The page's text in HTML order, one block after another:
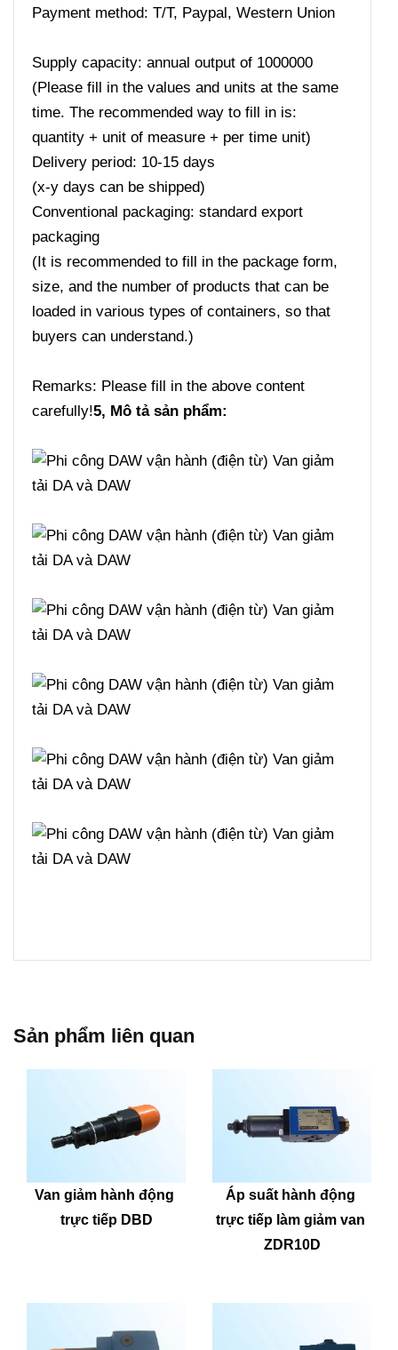
Payment method: T/T, Paypal, Western Union
Supply capacity: annual output of 1000000
(Please fill in the values ​​and units at the same
time. The recommended way to fill in is:
quantity + unit of measure + per time unit)
Delivery period: 10-15 days
(x-y days can be shipped)
Conventional packaging: standard export
packaging
(It is recommended to fill in the package form,
size, and the number of products that can be
loaded in various types of containers, so that
buyers can understand.)
Remarks: Please fill in the above content
carefully!5, Mô tả sản phẩm:
Sản phẩm liên quan
Van giảm hành động
trực tiếp DBD
Áp suất hành động
trực tiếp làm giảm van
ZDR10D